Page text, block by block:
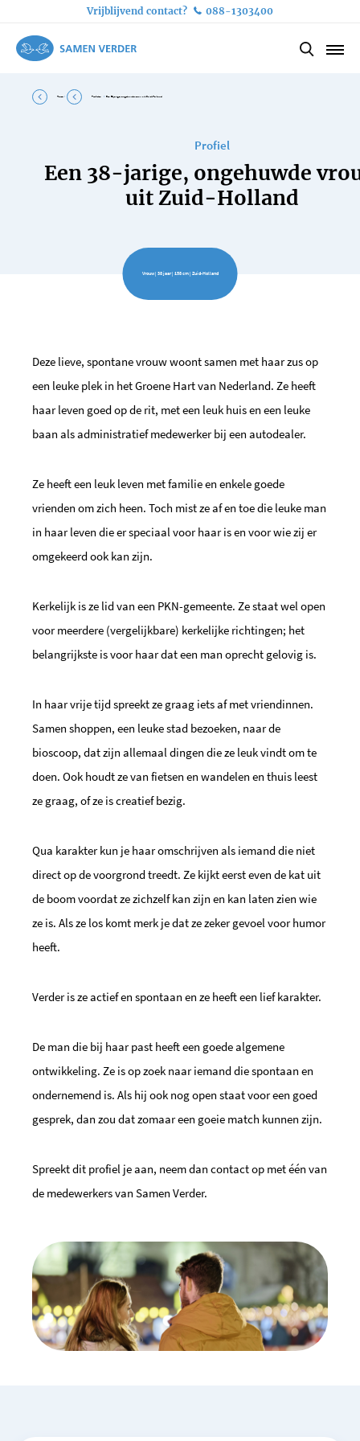
Vrijblijvend contact? 088-1303400
Home Profielen Een 38-jarige, ongehuwde vrouw uit Zuid-Holland
Profiel
Een 38-jarige, ongehuwde
uit Zuid-Holland
Vrouw | 38 jaar | 158 cm | Zuid-Holland
Deze lieve, spontane vrouw woont samen met haar zus op
een leuke plek in het Groene Hart van Nederland. Ze heeft
haar leven goed op de rit, met een leuk huis en een leuke
baan als administratief medewerker bij een autodealer.
Ze heeft een leuk leven met familie en enkele goede
vrienden om zich heen. Toch mist ze af en toe die leuke man
in haar leven die er speciaal voor haar is en voor wie zij er
omgekeerd ook kan zijn.
Kerkelijk is ze lid van een PKN-gemeente. Ze staat wel open
voor meerdere (vergelijkbare) kerkelijke richtingen; het
belangrijkste is voor haar dat een man oprecht gelovig is.
In haar vrije tijd spreekt ze graag iets af met vriendinnen.
Samen shoppen, een leuke stad bezoeken, naar de
bioscoop, dat zijn allemaal dingen die ze leuk vindt om te
doen. Ook houdt ze van fietsen en wandelen en thuis leest
ze graag, of ze is creatief bezig.
Qua karakter kun je haar omschrijven als iemand die niet
direct op de voorgrond treedt. Ze kijkt eerst even de kat uit
de boom voordat ze zichzelf kan zijn en kan laten zien wie
ze is. Als ze los komt merk je dat ze zeker gevoel voor humor
heeft.
Verder is ze actief en spontaan en ze heeft een lief karakter.
De man die bij haar past heeft een goede algemene
ontwikkeling. Ze is op zoek naar iemand die spontaan en
ondernemend is. Als hij ook nog open staat voor een goed
gesprek, dan zou dat zomaar een goeie match kunnen zijn.
Spreekt dit profiel je aan, neem dan contact op met één van
de medewerkers van Samen Verder.